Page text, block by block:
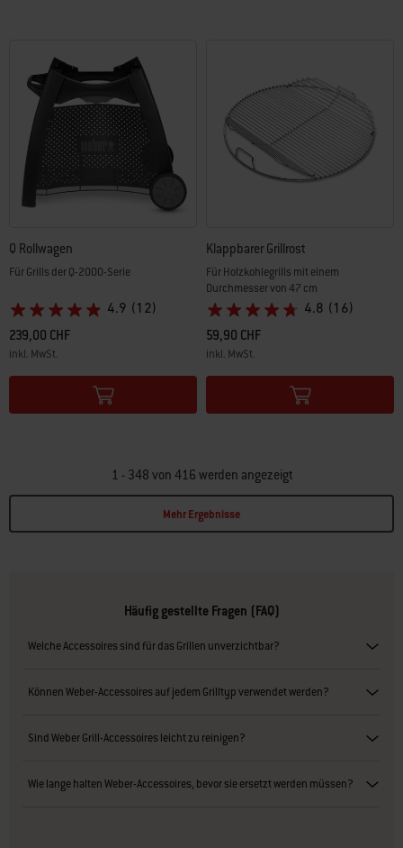
Q Rollwagen
Für Grills der Q-2000-Serie
4.9 (12)
239,00 CHF
inkl. MwSt.
Color Options
Klappbarer Grillrost
Für Holzkohlegrills mit einem
Durchmesser von 47 cm
4.8 (16)
59,90 CHF
inkl. MwSt.
Color Options
1 - 348 von 416 werden angezeigt
Mehr Ergebnisse
Häufig gestellte Fragen (FAQ)
Welche Accessoires sind für das Grillen unverzichtbar?
Können Weber-Accessoires auf jedem Grilltyp verwendet werden?
Sind Weber Grill-Accessoires leicht zu reinigen?
Wie lange halten Weber-Accessoires, bevor sie ersetzt werden müssen?